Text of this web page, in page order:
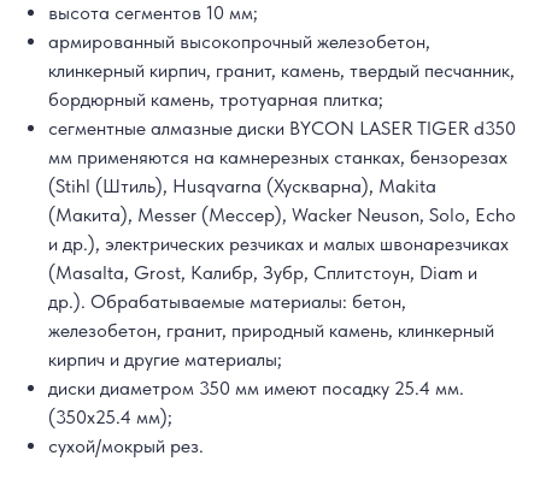
высота сегментов 10 мм;
армированный высокопрочный железобетон,
клинкерный кирпич, гранит, камень, твердый песчанник,
бордюрный камень, тротуарная плитка;
сегментные алмазные диски BYCON LASER TIGER d350
мм применяются на камнерезныx станках, бензорезах
(Stihl (Штиль), Husqvarna (Хускварна), Makita
(Макита), Messer (Мессер), Wacker Neuson, Solo, Echo
и др.), электрических резчиках и малых швонарезчиках
(Masalta, Grost, Калибр, Зубр, Сплитстоун, Diam и
др.). Обрабатываемые материалы: бетон,
железобетон, гранит, природный камень, клинкерный
кирпич и другие материалы;
диски диаметром 350 мм имеют посадку 25.4 мм.
(350х25.4 мм);
сухой/мокрый рез.